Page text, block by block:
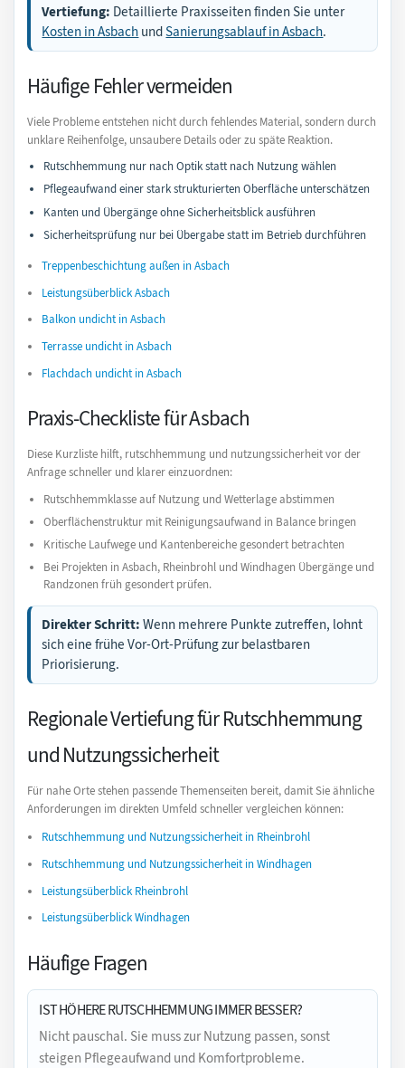
Vertiefung: Detaillierte Praxisseiten finden Sie unter
Kosten in Asbach undSanierungsablauf in Asbach.
Häufige Fehler vermeiden
Viele Probleme entstehen nicht durch fehlendes Material, sondern durch
unklare Reihenfolge, unsaubere Details oder zu späte Reaktion.
Rutschhemmung nur nach Optik statt nach Nutzung wählen
Pflegeaufwand einer stark strukturierten Oberfläche unterschätzen
Kanten und Übergänge ohne Sicherheitsblick ausführen
Sicherheitsprüfung nur bei Übergabe statt im Betrieb durchführen
Treppenbeschichtung außen in Asbach
Leistungsüberblick Asbach
Balkon undicht in Asbach
Terrasse undicht in Asbach
Flachdach undicht in Asbach
Praxis-Checkliste für Asbach
Diese Kurzliste hilft, rutschhemmung und nutzungssicherheit vor der
Anfrage schneller und klarer einzuordnen:
Rutschhemmklasse auf Nutzung und Wetterlage abstimmen
Oberflächenstruktur mit Reinigungsaufwand in Balance bringen
Kritische Laufwege und Kantenbereiche gesondert betrachten
Bei Projekten in Asbach, Rheinbrohl und Windhagen Übergänge und
Randzonen früh gesondert prüfen.
Direkter Schritt: Wenn mehrere Punkte zutreffen, lohnt
sich eine frühe Vor-Ort-Prüfung zur belastbaren
Priorisierung.
Regionale Vertiefung für Rutschhemmung
und Nutzungssicherheit
Für nahe Orte stehen passende Themenseiten bereit, damit Sie ähnliche
Anforderungen im direkten Umfeld schneller vergleichen können:
Rutschhemmung und Nutzungssicherheit in Rheinbrohl
Rutschhemmung und Nutzungssicherheit in Windhagen
Leistungsüberblick Rheinbrohl
Leistungsüberblick Windhagen
Häufige Fragen
IST HÖHERE RUTSCHHEMMUNG IMMER BESSER?
Nicht pauschal. Sie muss zur Nutzung passen, sonst
steigen Pflegeaufwand und Komfortprobleme.